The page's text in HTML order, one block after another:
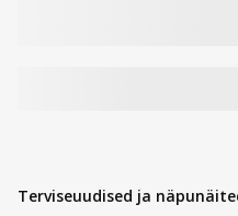
Terviseuudised ja